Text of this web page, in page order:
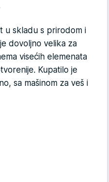
u skladu s prirodom i
dovoljno velika za
visećih elemenata
Kupatilo je
sa mašinom za veš i